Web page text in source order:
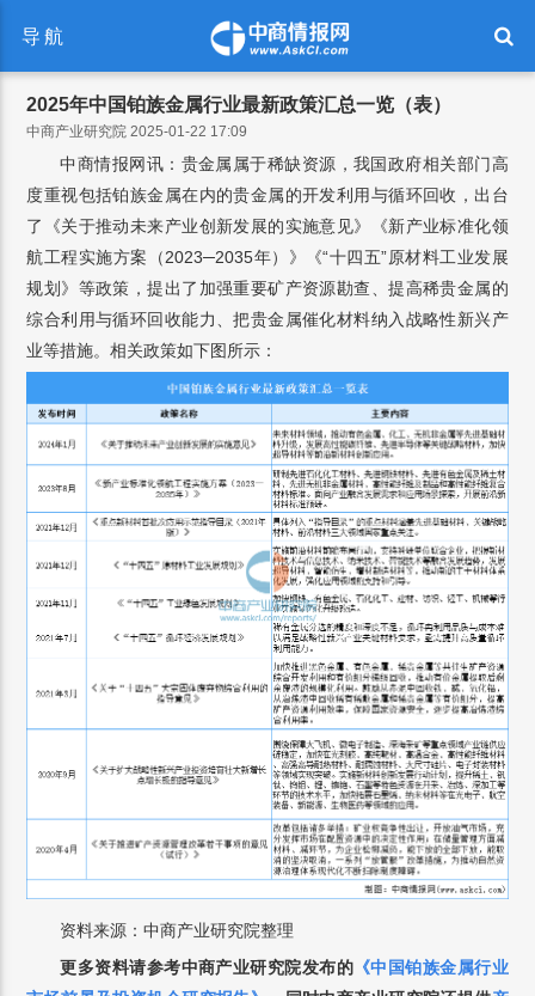
导航
2025年中国铂族金属行业最新政策汇总一览（表）
中商产业研究院 2025-01-22 17:09
中商情报网讯：贵金属属于稀缺资源，我国政府相关部门高
度重视包括铂族金属在内的贵金属的开发利用与循环回收，出台
了《关于推动未来产业创新发展的实施意见》《新产业标准化领
航工程实施方案（2023─2035年）》《“十四五”原材料工业发展
规划》等政策，提出了加强重要矿产资源勘查、提高稀贵金属的
综合利用与循环回收能力、把贵金属催化材料纳入战略性新兴产
业等措施。相关政策如下图所示：
资料来源：中商产业研究院整理
更多资料请参考中商产业研究院发布的 《中国铂族金属行业